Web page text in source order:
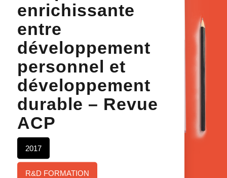
enrichissante
entre
développement
personnel et
développement
durable – Revue
ACP
2017
R&D FORMATION